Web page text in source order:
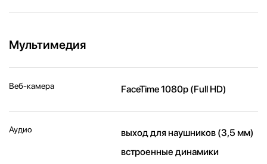
Мультимедия
Веб-камера FaceTime 1080p (Full HD)
Аудио
выход для наушников (3,5 мм)
встроенные динамики